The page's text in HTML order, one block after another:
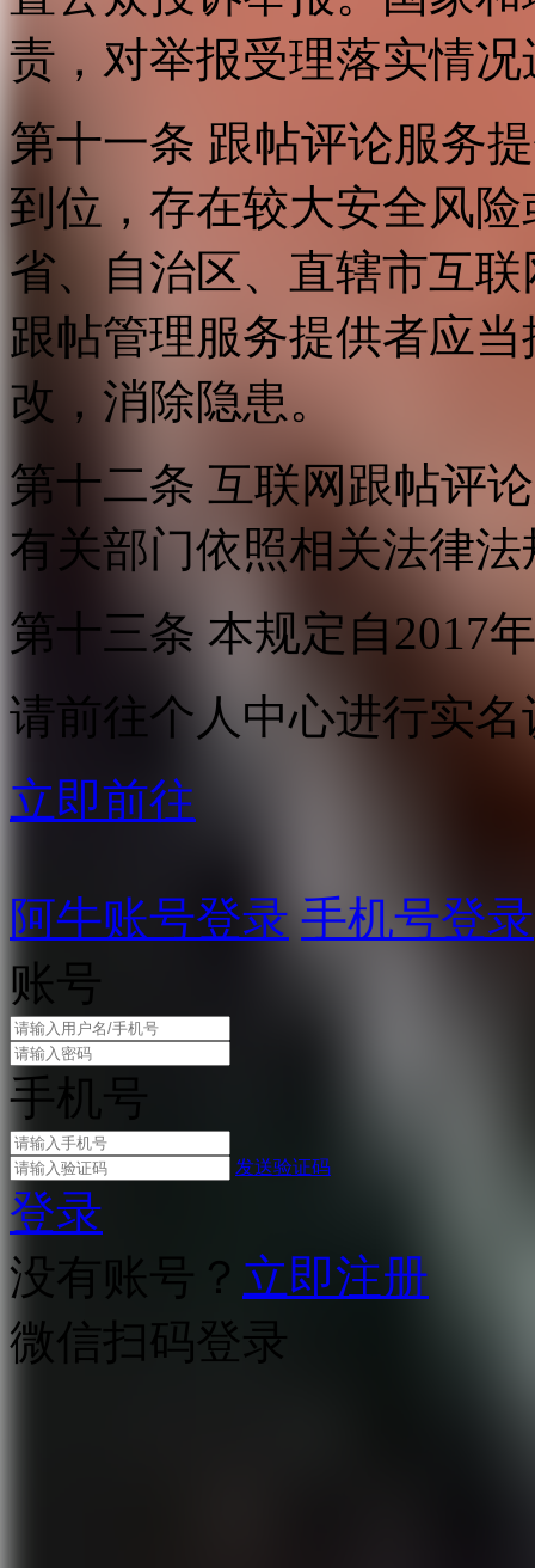
责，对举报受理落实情
第十一条 跟帖评论服务
到位，存在较大安全风
省、自治区、直辖市互
跟帖管理服务提供者应
改，消除隐患。
第十二条 互联网跟帖评
有关部门依照相关法律
第十三条 本规定自2017
请前往个人中心进行实名
立即前往
阿牛账号登录 手机号登录
账号
手机号
发送验证码
登录
没有账号？ 立即注册
微信扫码登录